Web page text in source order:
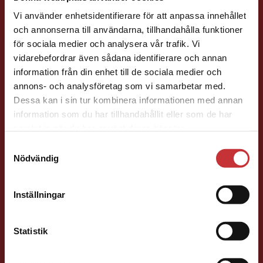
Vi använder enhetsidentifierare för att anpassa innehållet
och annonserna till användarna, tillhandahålla funktioner
för sociala medier och analysera vår trafik. Vi
vidarebefordrar även sådana identifierare och annan
information från din enhet till de sociala medier och
annons- och analysföretag som vi samarbetar med.
Dessa kan i sin tur kombinera informationen med annan
information som du har tillhandahållit eller som de har
Nödvändig
Inställningar
Statistik
Begränsad fraktregion
Det verkar som att du besöker
studentlitteratur.se via en enhet utanför Sverige.
Vi erbjuder inte leveranser utanför Sverige. För
att kunna slutföra ett köp måste
Jill McCabe
Läromedelsutvecklare Läromedel och
lättläst